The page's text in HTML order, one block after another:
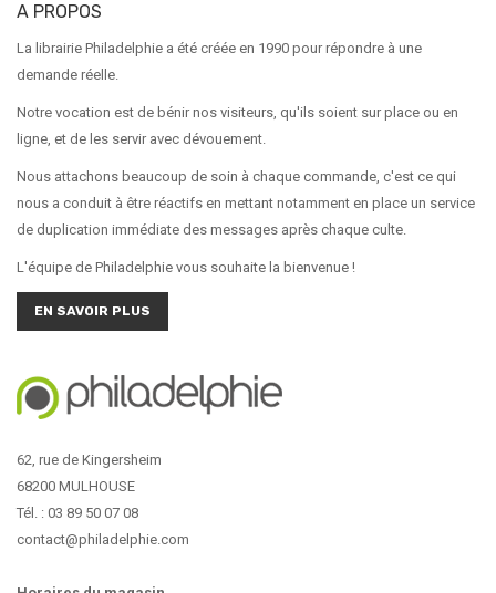
A PROPOS
La librairie Philadelphie a été créée en 1990 pour répondre à une
demande réelle.
Notre vocation est de bénir nos visiteurs, qu'ils soient sur place ou en
ligne, et de les servir avec dévouement.
Nous attachons beaucoup de soin à chaque commande, c'est ce qui
nous a conduit à être réactifs en mettant notamment en place un service
de duplication immédiate des messages après chaque culte.
L'équipe de Philadelphie vous souhaite la bienvenue !
EN SAVOIR PLUS
62, rue de Kingersheim
68200 MULHOUSE
Tél. : 03 89 50 07 08
contact@philadelphie.com